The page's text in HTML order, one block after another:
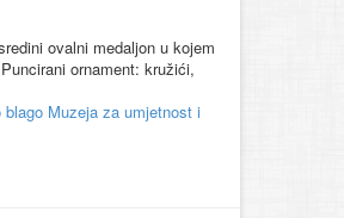
ovalni medaljon u kojem
ornament: kružići,
Muzeja za umjetnost i